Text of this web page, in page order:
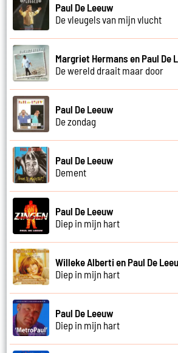
Paul De Leeuw
De vleugels van mijn vlucht
Margriet Hermans en Paul De
De wereld draait maar door
Paul De Leeuw
De zondag
Paul De Leeuw
Dement
Paul De Leeuw
Diep in mijn hart
Willeke Alberti en Paul De
Diep in mijn hart
Paul De Leeuw
Diep in mijn hart